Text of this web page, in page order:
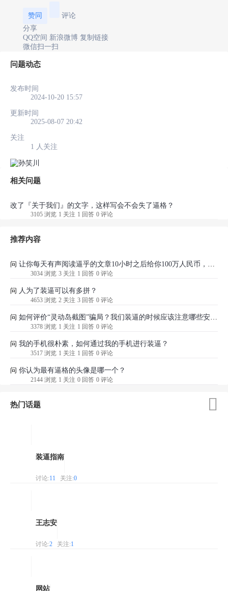
赞同
评论
分享
QQ空间 新浪微博 复制链接
微信扫一扫
问题动态
发布时间
2024-10-20 15:57
更新时间
2025-08-07 20:42
关注
1 人关注
相关问题
改了『关于我们』的文字，这样写会不会失了逼格？
3105 浏览 1 关注 1 回答 0 评论
推荐内容
问 让你每天有声阅读逼乎的文章10小时之后给你100万人民币，你愿意吗？
3034 浏览 3 关注 1 回答 0 评论
问 人为了装逼可以有多拼？
4653 浏览 2 关注 3 回答 0 评论
问 如何评价“灵动岛截图”骗局？我们装逼的时候应该注意哪些安全问题？
3378 浏览 1 关注 1 回答 0 评论
问 我的手机很朴素，如何通过我的手机进行装逼？
3517 浏览 1 关注 1 回答 0 评论
问 你认为最有逼格的头像是哪一个？
2144 浏览 1 关注 0 回答 0 评论
热门话题 
装逼指南
讨论:11 关注:0
王志安
讨论:2 关注:1
网站